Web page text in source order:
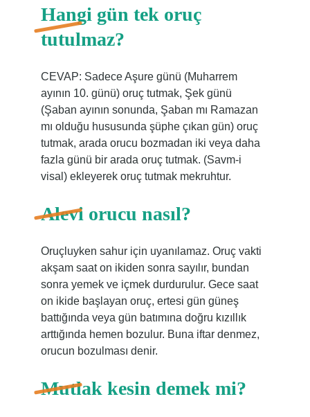
Hangi gün tek oruç
tutulmaz?
CEVAP: Sadece Aşure günü (Muharrem
ayının 10. günü) oruç tutmak, Şek günü
(Şaban ayının sonunda, Şaban mı Ramazan
mı olduğu hususunda şüphe çıkan gün) oruç
tutmak, arada orucu bozmadan iki veya daha
fazla günü bir arada oruç tutmak. (Savm-i
visal) ekleyerek oruç tutmak mekruhtur.
Alevi orucu nasıl?
Oruçluyken sahur için uyanılamaz. Oruç vakti
akşam saat on ikiden sonra sayılır, bundan
sonra yemek ve içmek durdurulur. Gece saat
on ikide başlayan oruç, ertesi gün güneş
battığında veya gün batımına doğru kızıllık
arttığında hemen bozulur. Buna iftar denmez,
orucun bozulması denir.
Mutlak kesin demek mi?